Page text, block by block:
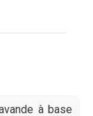
à base